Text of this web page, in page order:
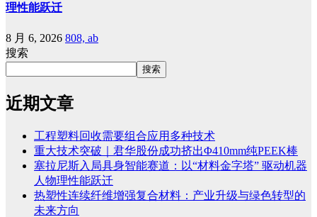
理性能跃迁
8 月 6, 2026 808, ab
搜索
搜索
近期文章
工程塑料回收需要组合应用多种技术
重大技术突破｜君华股份成功挤出Φ410mm纯PEEK棒
塞拉尼斯入局具身智能赛道：以“材料金字塔” 驱动机器
人物理性能跃迁
热塑性连续纤维增强复合材料：产业升级与绿色转型的
未来方向